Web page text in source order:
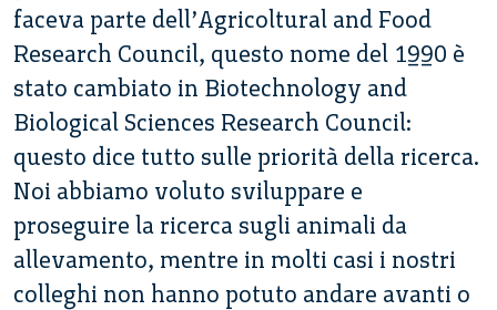
faceva parte dell’Agricoltural and Food
Research Council, questo nome del 1990 è
stato cambiato in Biotechnology and
Biological Sciences Research Council:
questo dice tutto sulle priorità della ricerca.
Noi abbiamo voluto sviluppare e
proseguire la ricerca sugli animali da
allevamento, mentre in molti casi i nostri
colleghi non hanno potuto andare avanti o